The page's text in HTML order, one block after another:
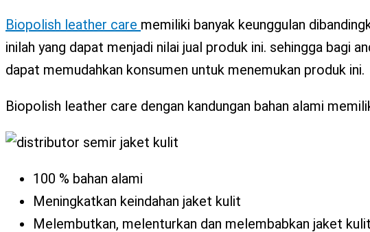
Biopolish leather care memiliki banyak keunggulan
inilah yang dapat menjadi nilai jual produk ini. sehingga bagi
dapat memudahkan konsumen untuk menemukan produk ini.
Biopolish leather care dengan kandungan bahan alami
100 % bahan alami
Meningkatkan keindahan jaket kulit
Melembutkan, melenturkan dan melembabkan jaket kulit